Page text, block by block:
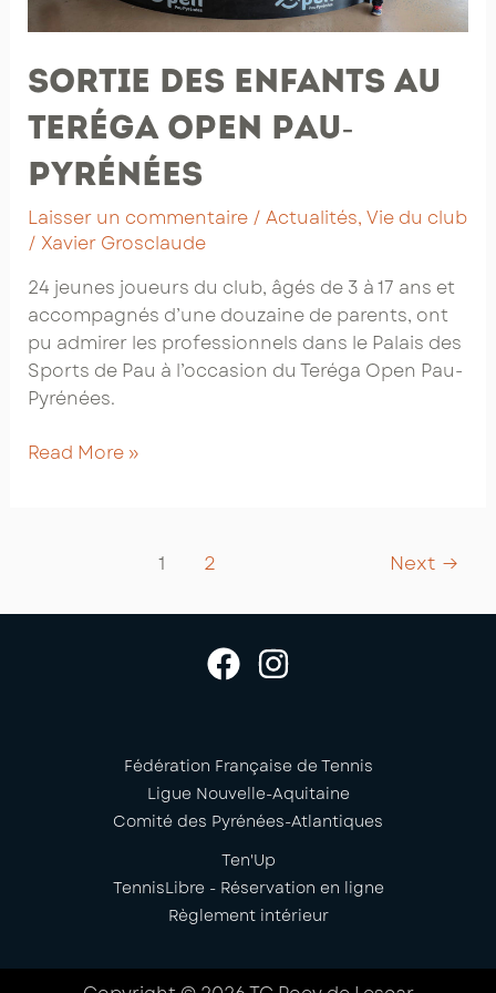
Sortie des enfants au
Teréga Open Pau-
Pyrénées
Laisser un commentaire / Actualités, Vie du club
/ Xavier Grosclaude
24 jeunes joueurs du club, âgés de 3 à 17 ans et
accompagnés d’une douzaine de parents, ont
pu admirer les professionnels dans le Palais des
Sports de Pau à l’occasion du Teréga Open Pau-
Pyrénées.
Sortie
Pau-
Read More »
1 2 Next →
Fédération Française de Tennis
Ligue Nouvelle-Aquitaine
Comité des Pyrénées-Atlantiques
Ten'Up
TennisLibre - Réservation en ligne
Règlement intérieur